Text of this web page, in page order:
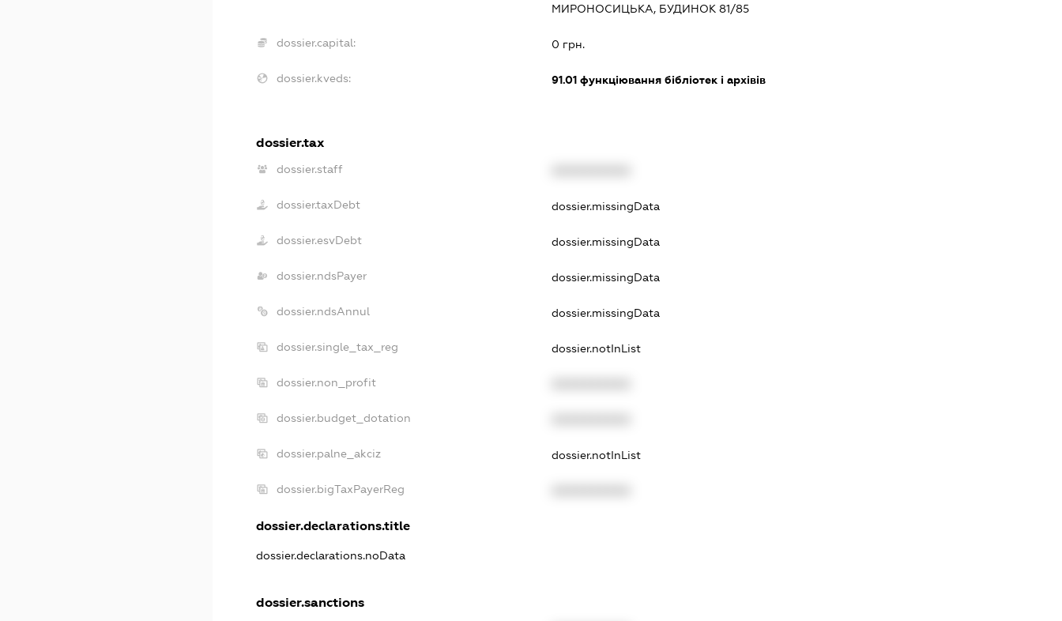
МИРОНОСИЦЬКА, БУДИНОК 81/85
dossier.capital: 0 грн.
dossier.kveds: 91.01функціювання бібліотек і архівів
dossier.tax
dossier.staff
dossier.taxDebt dossier.missingData
dossier.esvDebt dossier.missingData
dossier.ndsPayer dossier.missingData
dossier.ndsAnnul dossier.missingData
dossier.single_tax_reg dossier.notInList
dossier.non_profit
dossier.budget_dotation
dossier.palne_akciz dossier.notInList
dossier.bigTaxPayerReg
dossier.declarations.title
dossier.declarations.noData
dossier.sanctions